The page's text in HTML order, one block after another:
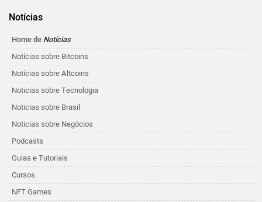
Notícias
Home de Notícias
Notícias sobre Bitcoins
Notícias sobre Altcoins
Noticias sobre Tecnologia
Noticias sobre Brasil
Noticias sobre Negócios
Podcasts
Guias e Tutoriais
Cursos
NFT Games